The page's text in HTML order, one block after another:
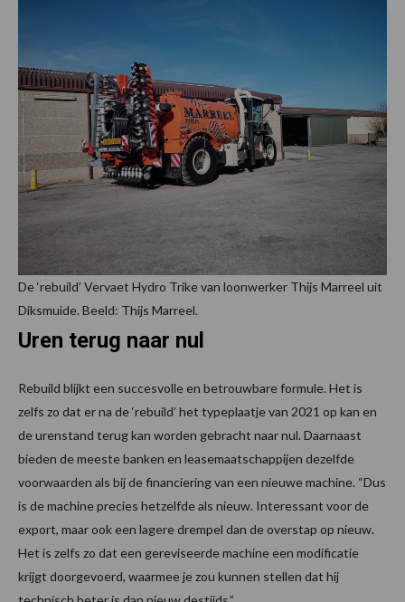
De ‘rebuild’ Vervaet Hydro Trike van loonwerker Thijs Marreel uit
Diksmuide. Beeld: Thijs Marreel.
Uren terug naar nul
Rebuild blijkt een succesvolle en betrouwbare formule. Het is
zelfs zo dat er na de ‘rebuild’ het typeplaatje van 2021 op kan en
de urenstand terug kan worden gebracht naar nul. Daarnaast
bieden de meeste banken en leasemaatschappijen dezelfde
voorwaarden als bij de financiering van een nieuwe machine. “Dus
is de machine precies hetzelfde als nieuw. Interessant voor de
export, maar ook een lagere drempel dan de overstap op nieuw.
Het is zelfs zo dat een gereviseerde machine een modificatie
krijgt doorgevoerd, waarmee je zou kunnen stellen dat hij